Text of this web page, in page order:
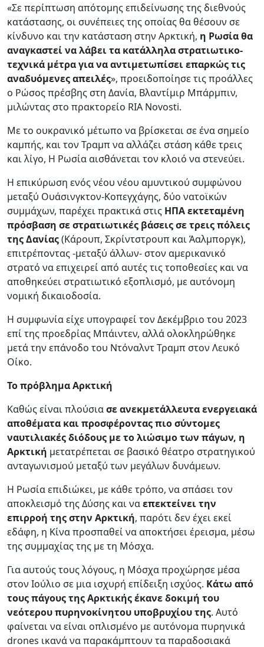
«Σε περίπτωση απότομης επιδείνωσης της διεθνούς
κατάστασης, οι συνέπειες της οποίας θα θέσουν σε
κίνδυνο και την κατάσταση στην Αρκτική, η Ρωσία θα
αναγκαστεί να λάβει τα κατάλληλα στρατιωτικο-
τεχνικά μέτρα για να αντιμετωπίσει επαρκώς τις
αναδυόμενες απειλές», προειδοποίησε τις προάλλες
ο Ρώσος πρέσβης στη Δανία, Βλαντίμιρ Μπάρμπιν,
μιλώντας στο πρακτορείο RIA Novosti.
Με το ουκρανικό μέτωπο να βρίσκεται σε ένα σημείο
καμπής, και τον Τραμπ να αλλάζει στάση κάθε τρεις
και λίγο, Η Ρωσία αισθάνεται τον κλοιό να στενεύει.
Η επικύρωση ενός νέου νέου αμυντικού συμφώνου
μεταξύ Ουάσινγκτον-Κοπεγχάγης, δύο νατοϊκών
συμμάχων, παρέχει πρακτικά στις ΗΠΑ εκτεταμένη
πρόσβαση σε στρατιωτικές βάσεις σε τρεις πόλεις
της Δανίας(Κάρουπ, Σκρίντστρουπ και Άαλμποργκ),
επιτρέποντας -μεταξύ άλλων- στον αμερικανικό
στρατό να επιχειρεί από αυτές τις τοποθεσίες και να
αποθηκεύει στρατιωτικό εξοπλισμό, με αυτόνομη
νομική δικαιοδοσία.
Η συμφωνία είχε υπογραφεί τον Δεκέμβριο του 2023
επί της προεδρίας Μπάιντεν, αλλά ολοκληρώθηκε
μετά την επάνοδο του Ντόναλντ Τραμπ στον Λευκό
Οίκο.
Το πρόβλημα Αρκτική
Καθώς είναι πλούσιασε ανεκμετάλλευτα ενεργειακά
αποθέματα και προσφέροντας πιο σύντομες
ναυτιλιακές διόδους με το λιώσιμο των πάγων, η
Αρκτική μετατρέπεται σε βασικό θέατρο στρατηγικού
ανταγωνισμού μεταξύ των μεγάλων δυνάμεων.
Η Ρωσία επιδιώκει, με κάθε τρόπο, να σπάσει τον
αποκλεισμό της Δύσης και ναεπεκτείνει την
επιρροή της στην Αρκτική, παρότι δεν έχει εκεί
εδάφη, η Κίνα προσπαθεί να αποκτήσει έρεισμα, μέσω
της συμμαχίας της με τη Μόσχα.
Για αυτούς τους λόγους, η Μόσχα προχώρησε μέσα
στον Ιούλιο σε μια ισχυρή επίδειξη ισχύος. Κάτω από
τους πάγους της Αρκτικής έκανε δοκιμή του
νεότερου πυρηνοκίνητου υποβρυχίου της. Αυτό
φαίνεται να είναι οπλισμένο με αυτόνομα πυρηνικά
drones ικανά να παρακάμπτουν τα παραδοσιακά